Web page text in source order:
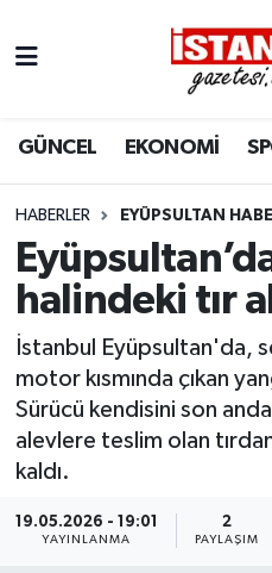
GÜNCEL EKONOMİ
HABERLER EYÜPSULTAN
halindeki tır
İstanbul Eyüpsultan'da,
motor kısmında çıkan
Sürücü kendisini son
alevlere teslim olan
kaldı.
19.05.2026 - 19:01
YAYINLANMA
2
PAYLAŞIM
EKONOMİ
İSTANBUL
DÜNYA
KÜLTÜR SANAT
SAĞLIK
Nöbetçi Eczaneler
Hava Durumu
Trafik Durumu
Süper Lig Puan
Son Dakika Haberleri
Haber Arşivi